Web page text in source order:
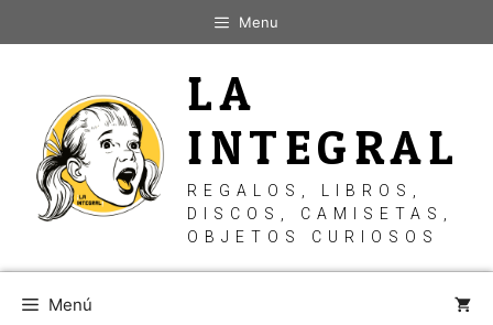
al
Menu
LA
INTEGRAL
REGALOS, LIBROS,
DISCOS, CAMISETAS,
OBJETOS CURIOSOS
Menú